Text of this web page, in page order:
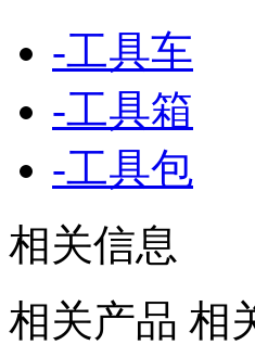
-工具车
-工具箱
-工具包
相关信息
相关产品 相